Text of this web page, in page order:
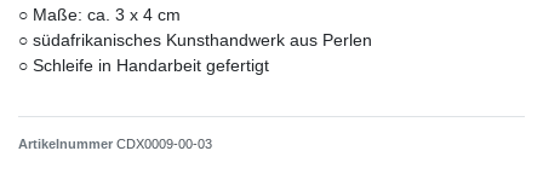
○ Maße: ca. 3 x 4 cm
○ südafrikanisches Kunsthandwerk aus Perlen
○ Schleife in Handarbeit gefertigt
Artikelnummer CDX0009-00-03